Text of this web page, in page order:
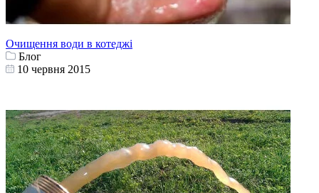
Очищення води в котеджі
Блог
10 червня 2015